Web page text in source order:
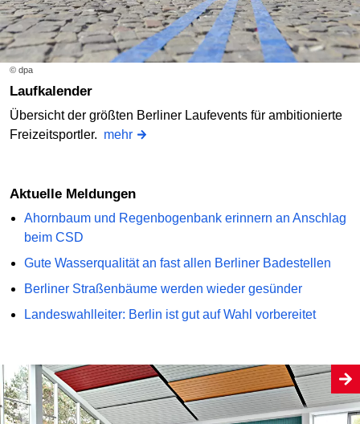
© dpa
Laufkalender
Übersicht der größten Berliner Laufevents für ambitionierte
Freizeitsportler. mehr
Aktuelle Meldungen
Ahornbaum und Regenbogenbank erinnern an Anschlag
beim CSD
Gute Wasserqualität an fast allen Berliner Badestellen
Berliner Straßenbäume werden wieder gesünder
Landeswahlleiter: Berlin ist gut auf Wahl vorbereitet